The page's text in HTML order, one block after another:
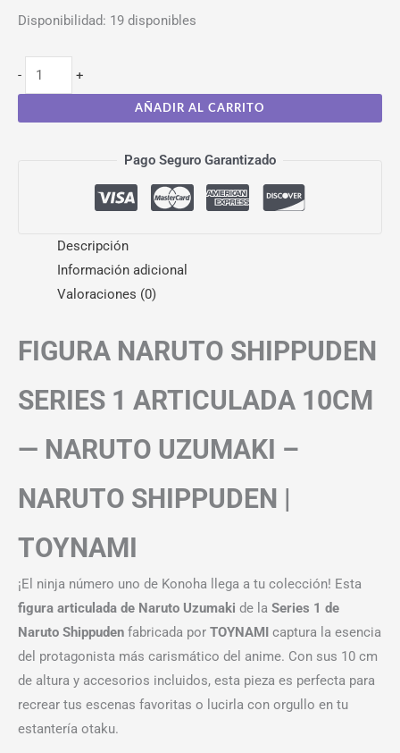
Disponibilidad: 19 disponibles
- +
AÑADIR AL CARRITO
Pago Seguro Garantizado
Descripción
Información adicional
Valoraciones (0)
FIGURA NARUTO SHIPPUDEN
SERIES 1 ARTICULADA 10CM
— NARUTO UZUMAKI –
NARUTO SHIPPUDEN |
TOYNAMI
¡El ninja número uno de Konoha llega a tu colección! Esta
figura articulada de Naruto Uzumaki de la Series 1 de
Naruto Shippuden fabricada por TOYNAMI captura la esencia
del protagonista más carismático del anime. Con sus 10 cm
de altura y accesorios incluidos, esta pieza es perfecta para
recrear tus escenas favoritas o lucirla con orgullo en tu
estantería otaku.